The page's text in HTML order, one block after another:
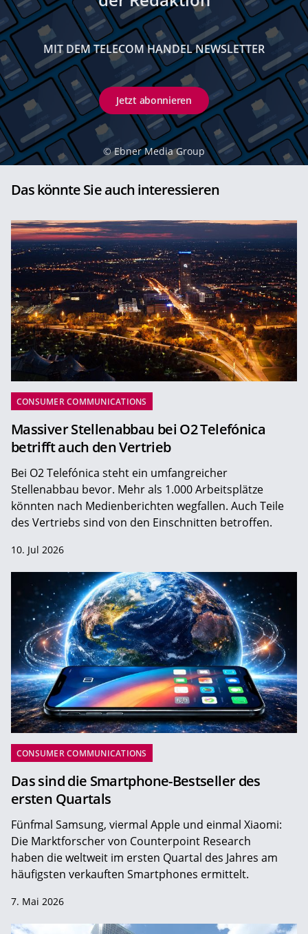
MIT DEM TELECOM HANDEL NEWSLETTER
Jetzt abonnieren
© Ebner Media Group
Das könnte Sie auch interessieren
CONSUMER COMMUNICATIONS
Massiver Stellenabbau bei O2 Telefónica
betrifft auch den Vertrieb
Bei O2 Telefónica steht ein umfangreicher
Stellenabbau bevor. Mehr als 1.000 Arbeitsplätze
könnten nach Medienberichten wegfallen. Auch Teile
des Vertriebs sind von den Einschnitten betroffen.
10. Jul 2026
CONSUMER COMMUNICATIONS
Das sind die Smartphone-Bestseller des
ersten Quartals
Fünfmal Samsung, viermal Apple und einmal Xiaomi:
Die Marktforscher von Counterpoint Research
haben die weltweit im ersten Quartal des Jahres am
häufigsten verkauften Smartphones ermittelt.
7. Mai 2026